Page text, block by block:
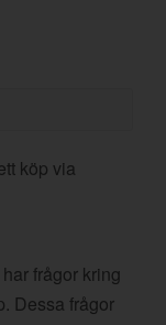
köp via
frågor kring
Dessa frågor